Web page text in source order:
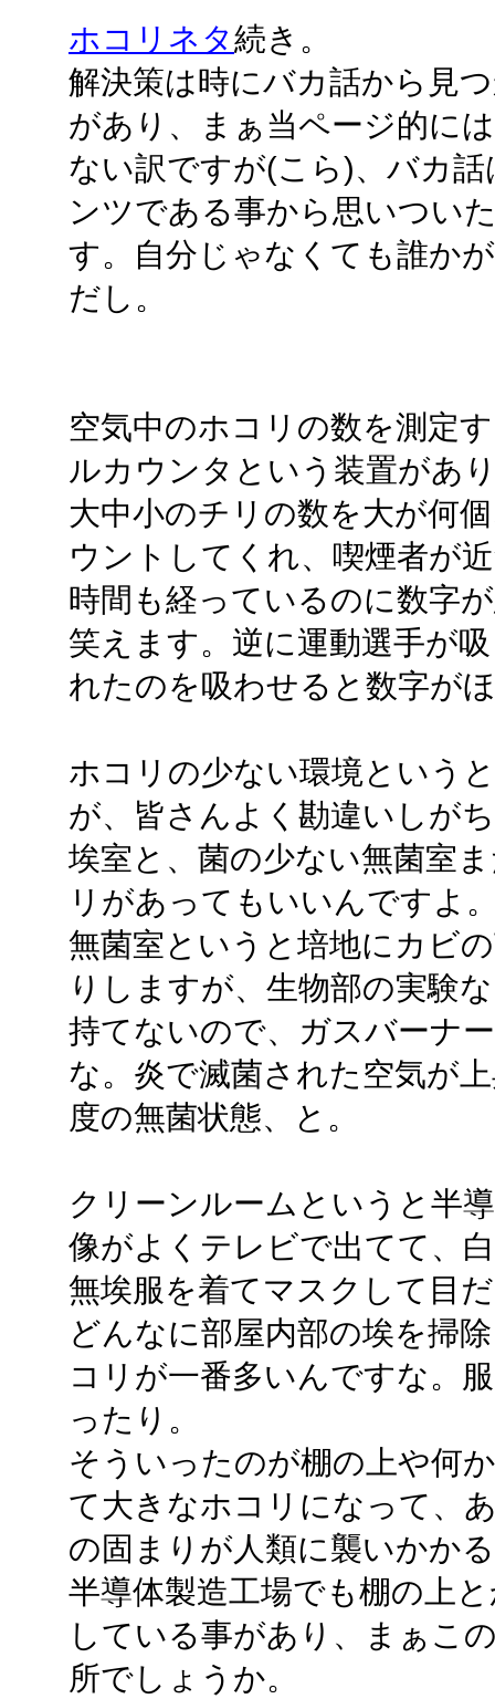
ホコリネタ続き。
解決策は時にバカ話から見
があり、まぁ当ページ的に
ない訳ですが(こら)、バカ
ンツである事から思いつい
す。自分じゃなくても誰か
だし。
空気中のホコリの数を測定
ルカウンタという装置があ
大中小のチリの数を大が何
ウントしてくれ、喫煙者が
時間も経っているのに数字
笑えます。逆に運動選手が
れたのを吸わせると数字が
ホコリの少ない環境という
が、皆さんよく勘違いしが
埃室と、菌の少ない無菌室
リがあってもいいんですよ
無菌室というと培地にカビ
りしますが、生物部の実験
持てないので、ガスバーナ
な。炎で滅菌された空気が
度の無菌状態、と。
クリーンルームというと半
像がよくテレビで出てて、
無埃服を着てマスクして目
どんなに部屋内部の埃を掃
コリが一番多いんですな。
ったり。
そういったのが棚の上や何
て大きなホコリになって、
の固まりが人類に襲いかか
半導体製造工場でも棚の上
している事があり、まぁこ
所でしょうか。